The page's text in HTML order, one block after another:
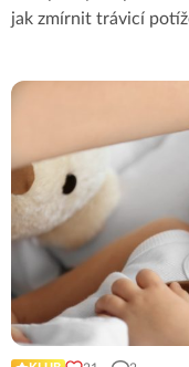
jak zmírnit trávicí